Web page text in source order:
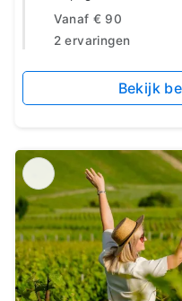
Vanaf € 90
2 ervaringen
Bekijk